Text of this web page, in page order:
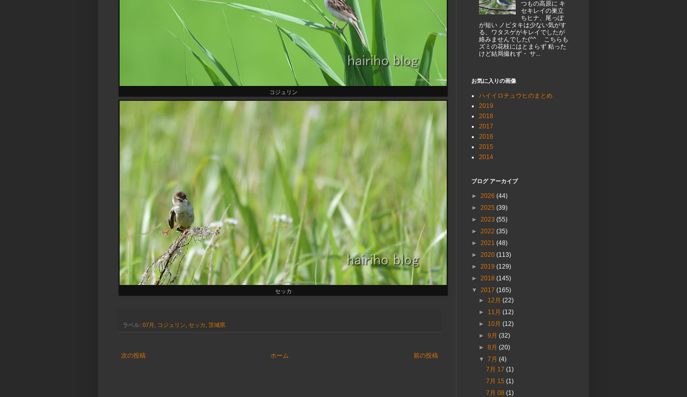
コジュリン
セッカ
ラベル: 07月 コジュリン セッカ 茨城県
次の投稿 前の投稿
ホーム
つもの高原に キ
セキレイの巣立
ちヒナ、尾っぽ
が短い ノビタキは少ない気がす
る、ワタスゲがキレイでしたが
絡みませんでした(^^ゞ こちらも
ズミの花枝にはとまらず 粘った
けど結局撮れず・ サ...
お気に入りの画像
ハイイロチュウヒのまとめ
2019
2018
2017
2016
2015
2014
ブログ アーカイブ
► 2026 (44)
► 2025 (39)
► 2023 (55)
► 2022 (35)
► 2021 (48)
► 2020 (113)
► 2019 (129)
► 2018 (145)
▼ 2017 (165)
► 12月(22)
► 11月(12)
► 10月(12)
►9月(32)
►8月(20)
▼7月(4)
7月 17 (1)
7月 15 (1)
7月 08 (1)